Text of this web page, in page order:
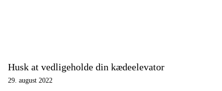
Husk at vedligeholde din kædeelevator
29. august 2022